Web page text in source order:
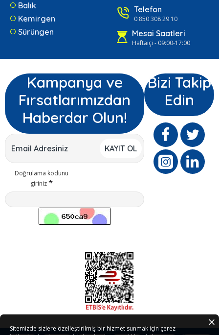
Balık
Kemirgen
Sürüngen
Telefon
0 850 308 29 10
Mesai Saatleri
Haftaiçi - 09:00-17:00
Kampanya ve
Fırsatlarımızdan
Haberdar Olun!
KAYIT OL
Doğrulama kodunu
giriniz
Bizi Takip
Edin
Sitemizde sizlere özelleştirilmiş bir hizmet sunmak için çerez